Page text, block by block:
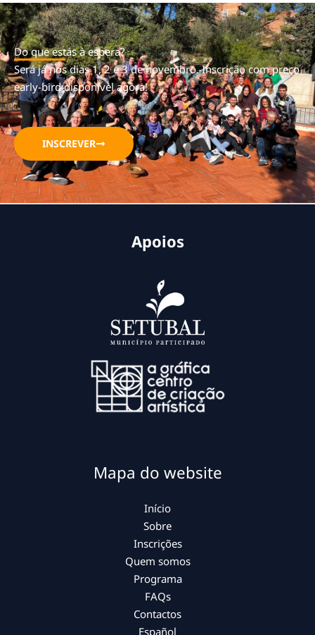
Do que estás à espera?
Será já nos dias 1, 2 e 3 de novembro. Inscrição com preço
early-bird disponível agora!
INSCREVER
Apoios
Mapa do website
Início
Sobre
Inscrições
Quem somos
Programa
FAQs
Contactos
Español